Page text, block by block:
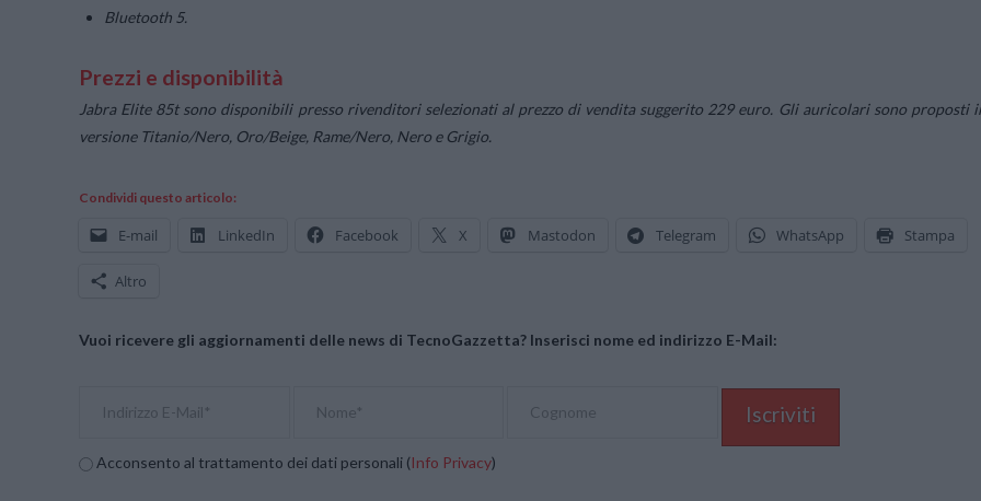
Bluetooth 5.
Prezzi e disponibilità
Jabra Elite 85t sono disponibili presso rivenditori selezionati al prezzo di vendita suggerito 229 euro. Gli auricolari sono proposti
versione Titanio/Nero, Oro/Beige, Rame/Nero, Nero e Grigio.
Condividi questo articolo:
E-mail LinkedIn Facebook X Mastodon Telegram WhatsApp Stampa
Altro
Vuoi ricevere gli aggiornamenti delle news di TecnoGazzetta? Inserisci nome ed indirizzo E-Mail:
Acconsento al trattamento dei dati personali (Info Privacy)